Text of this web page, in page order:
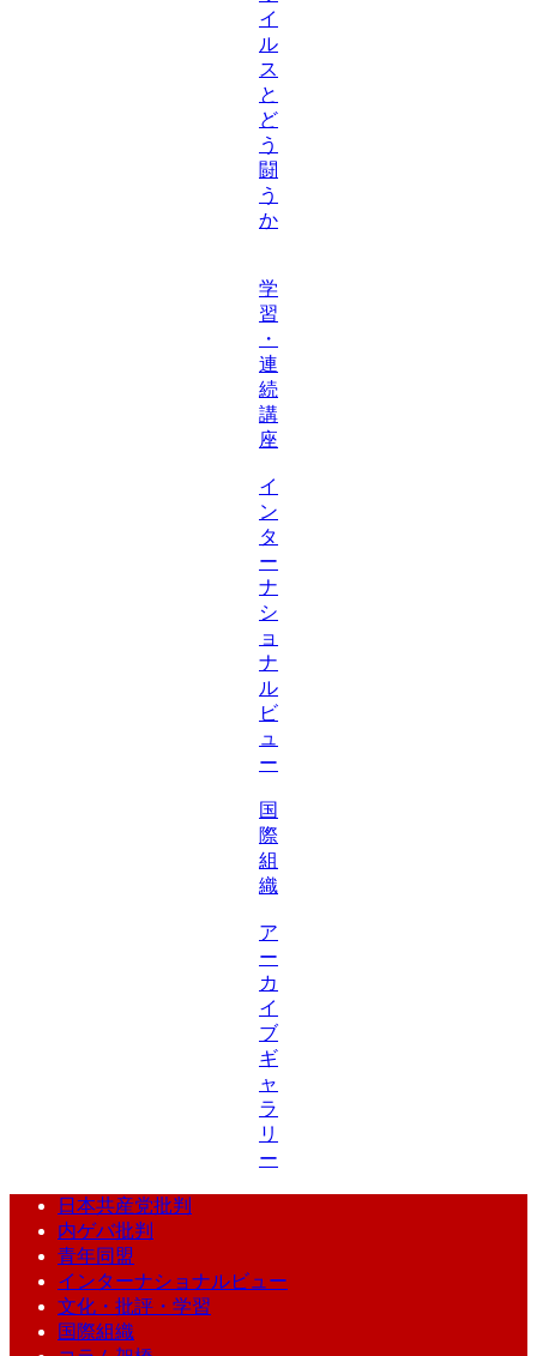
イ
ル
ス
と
ど
う
闘
う
か
学
習
・
連
続
講
座
イ
ン
タ
ー
ナ
シ
ョ
ナ
ル
ビ
ュ
ー
国
際
組
織
ア
ー
カ
イ
ブ
ギ
ャ
ラ
リ
ー
日本共産党批判
内ゲバ批判
青年同盟
インターナショナルビュー
文化・批評・学習
国際組織